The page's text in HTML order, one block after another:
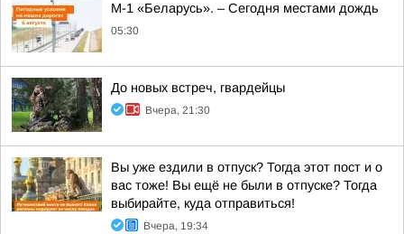
М-1 «Беларусь». – Сегодня местами дождь
05:30
До новых встреч, гвардейцы
Вчера, 21:30
Вы уже ездили в отпуск? Тогда этот пост и о
вас тоже! Вы ещё не были в отпуске? Тогда
выбирайте, куда отправиться!
Вчера, 19:34